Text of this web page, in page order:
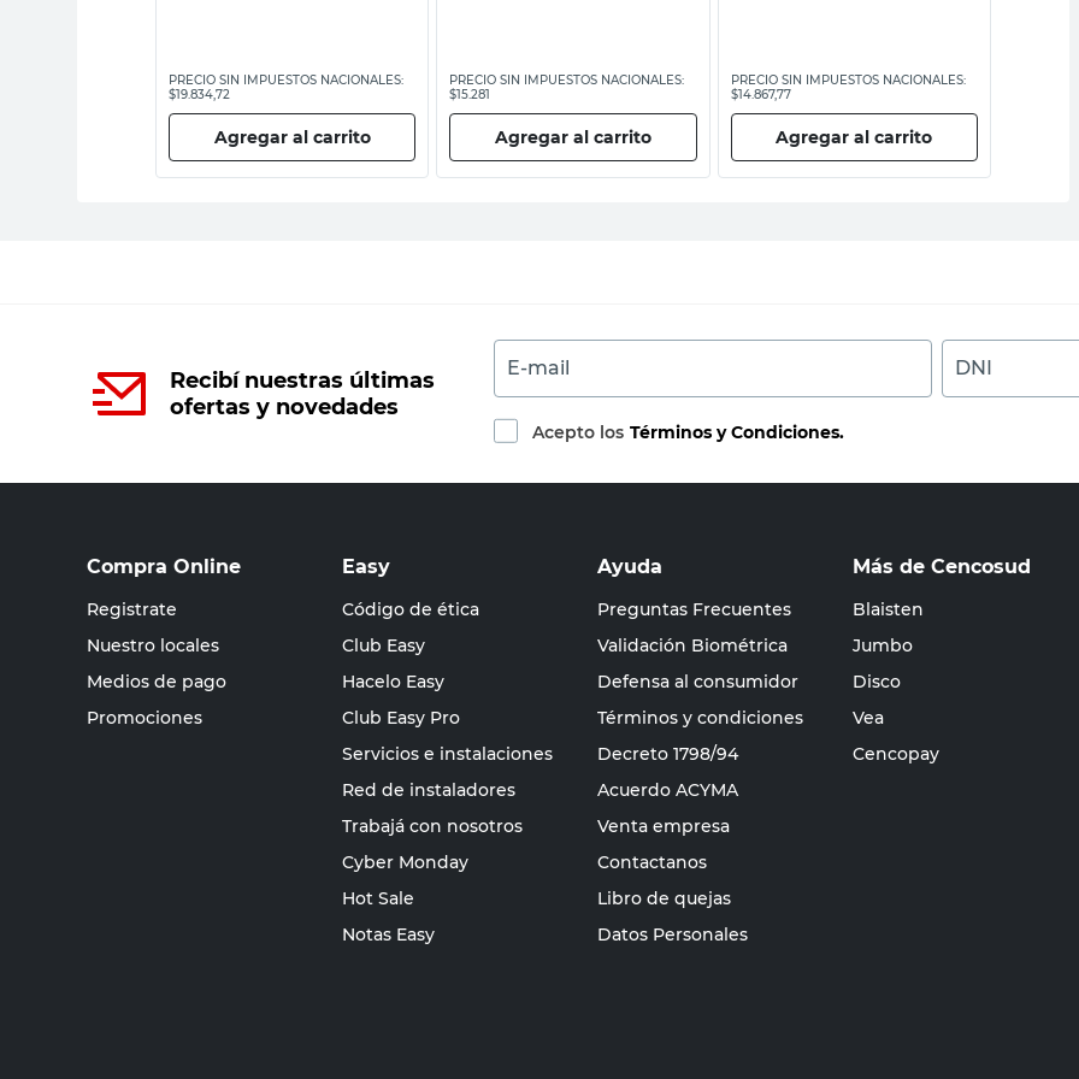
PRECIO SIN IMPUESTOS NACIONALES:
$19.834,72
Agregar al carrito
PRECIO SIN IMPUESTOS NACIONALES:
$15.281
Agregar al carrito
PRECIO SIN IMPUESTOS NACIONALES:
$14.867,77
Agregar al carrito
Recibí nuestras últimas
ofertas y novedades
E-mail DNI
Acepto los Términos y Condiciones.
Compra Online
Registrate
Nuestro locales
Medios de pago
Promociones
Easy
Código de ética
Club Easy
Hacelo Easy
Club Easy Pro
Servicios e instalaciones
Red de instaladores
Trabajá con nosotros
Cyber Monday
Hot Sale
Notas Easy
Ayuda
Preguntas Frecuentes
Validación Biométrica
Defensa al consumidor
Términos y condiciones
Decreto 1798/94
Acuerdo ACYMA
Venta empresa
Contactanos
Libro de quejas
Datos Personales
Más de Cencosud
Blaisten
Jumbo
Disco
Vea
Cencopay